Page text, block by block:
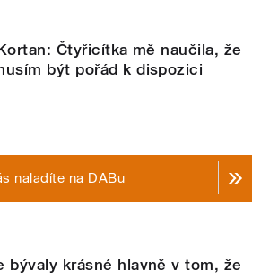
Čtyřicítka mě naučila, že
být pořád k dispozici
naladíte na DABu
bývaly krásné hlavně v tom, že